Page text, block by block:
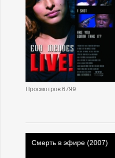
Просмотров:6799